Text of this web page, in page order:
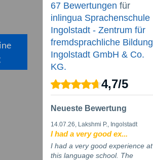
67 Bewertungen für
inlingua Sprachenschule
Ingolstadt - Zentrum für
fremdsprachliche Bildung
Ingolstadt GmbH & Co.
KG.
4,7/5
Neueste Bewertung
14.07.26, Lakshmi P., Ingolstadt
I had a very good ex...
I had a very good experience at
this language school. The